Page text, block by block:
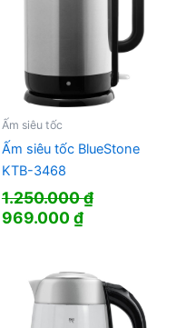
Ấm siêu tốc
Ấm siêu tốc BlueStone
KTB-3468
1.250.000₫
Giá
1.250.000 ₫.
969.000₫Giá
là:
969.000 ₫.